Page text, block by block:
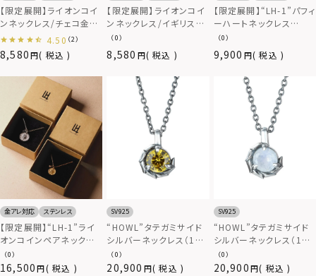
【限定展開】ライオンコイ
ンネックレス/チェコ金
貨/サージカルステンレス
316L（金属アレルギー対
応）
8,580 税込
4.50 （2）
【限定展開】ライオンコイ
ンネックレス/イギリス10
ペンス硬貨/サージカル
ステンレス316L（金属ア
レルギー対応）
8,580 税込
（0）
【限定展開】“LH-1”パフィ
ーハートネックレス
（type A）/サージカルス
テンレス（金属アレルギー
対応）
9,900 税込
（0）
金アレ対応 ステンレス
【限定展開】“LH-1”ライ
オンコインペアネックレ
ス/サージカルステンレス
（金属アレルギー対応）
16,500 税込
（0）
SV925
“HOWL”タテガミサイド
シルバーネックレス（11
月バースカラーストー
ン）/シルバー925
20,900 税込
（0）
SV925
“HOWL”タテガミサイド
シルバーネックレス（10
月バースカラーストー
ン）/シルバー925
20,900 税込
（0）